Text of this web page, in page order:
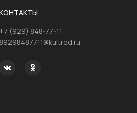
КОНТАКТЫ
+7 (929) 848-77-11
89298487711@kultrod.ru